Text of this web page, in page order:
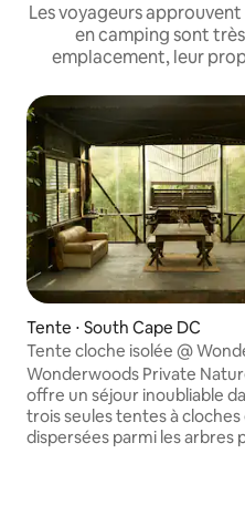
Les voyageurs
en camping sont
emplacement, leur
Tente ⋅ South Cape DC
Tente cloche isolée @
Wonderwoods Private
offre un séjour inoubliable
trois seules tentes à cloches
dispersées parmi les arbres